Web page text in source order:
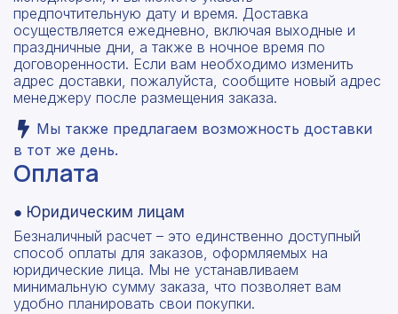
предпочтительную дату и время. Доставка
осуществляется ежедневно, включая выходные и
праздничные дни, а также в ночное время по
договоренности. Если вам необходимо изменить
адрес доставки, пожалуйста, сообщите новый адрес
менеджеру после размещения заказа.
Мы также предлагаем возможность доставки
в тот же день.
Оплата
● Юридическим лицам
Безналичный расчет – это единственно доступный
способ оплаты для заказов, оформляемых на
юридические лица. Мы не устанавливаем
минимальную сумму заказа, что позволяет вам
удобно планировать свои покупки.